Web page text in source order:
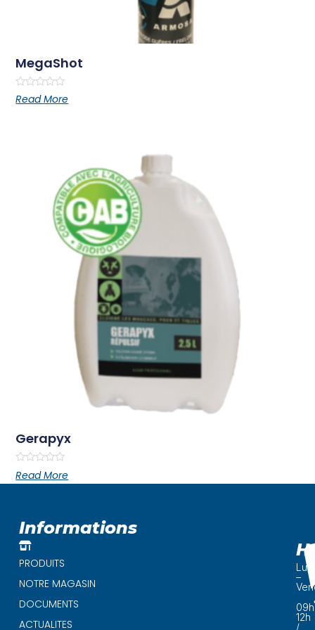
MegaShot
Rated
0
Read More
Gerapyx
Rated
0
Read More
Informations
PRODUITS
NOTRE MAGASIN
DOCUMENTS
ACTUALITES
–
12h
/